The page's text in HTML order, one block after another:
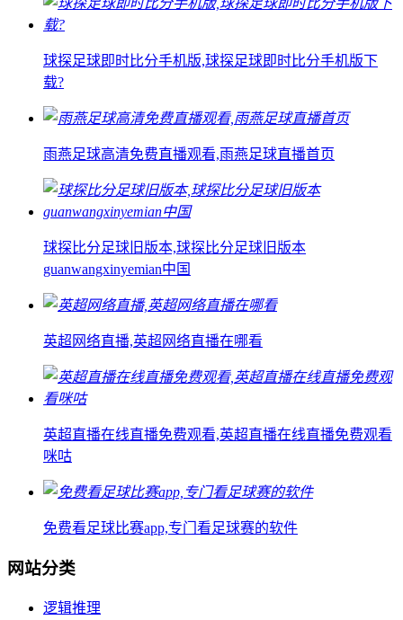
球探足球即时比分手机版,球探足球即时比分手机版下
载?
雨燕足球高清免费直播观看,雨燕足球直播首页
球探比分足球旧版本,球探比分足球旧版本
guanwangxinyemian中国
英超网络直播,英超网络直播在哪看
英超直播在线直播免费观看,英超直播在线直播免费观看
咪咕
免费看足球比赛app,专门看足球赛的软件
网站分类
逻辑推理